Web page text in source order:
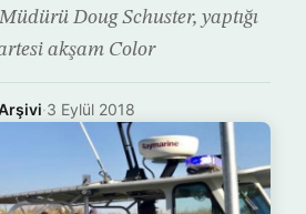
Doug Schuster, yaptığı
akşam Color
·3 Eylül 2018